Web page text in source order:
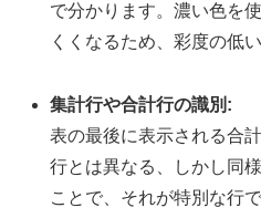
で分かります。濃い色を
くくなるため、彩度の低
集計行や合計行の識別:
表の最後に表示される合
行とは異なる、しかし同
ことで、それが特別な行